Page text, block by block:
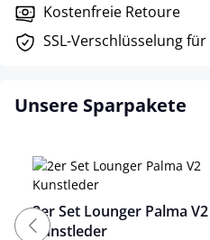
Kostenfreie Retoure
SSL-Verschlüsselung
Unsere Sparpakete
2er Set Lounger Palma V2
Kunstleder